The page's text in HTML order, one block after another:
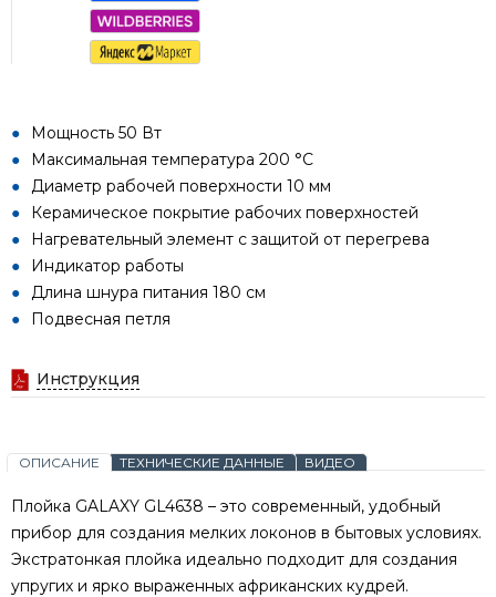
Мощность 50 Вт
Максимальная температура 200 °C
Диаметр рабочей поверхности 10 мм
Керамическое покрытие рабочих поверхностей
Нагревательный элемент с защитой от перегрева
Индикатор работы
Длина шнура питания 180 см
Подвесная петля
Инструкция
ОПИСАНИЕ ТЕХНИЧЕСКИЕ ДАННЫЕ ВИДЕО
Плойка GALAXY GL4638 – это современный, удобный
прибор для создания мелких локонов в бытовых условиях.
Экстратонкая плойка идеально подходит для создания
упругих и ярко выраженных африканских кудрей.